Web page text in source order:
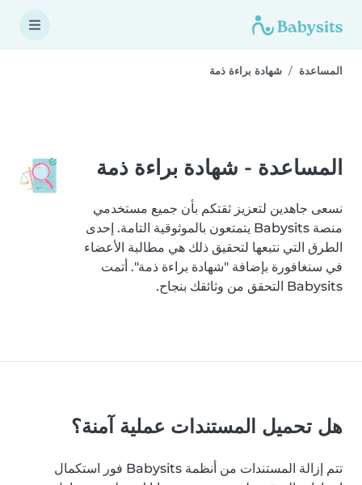
المساعدة شهادة براءة ذمة
المساعدة - شهادة براءة ذمة
نسعى جاهدين لتعزيز ثقتكم بأن جميع مستخدمي
منصة Babysits يتمتعون بالموثوقية التامة. إحدى
الطرق التي نتبعها لتحقيق ذلك هي مطالبة الأعضاء
في سنغافورة بإضافة "شهادة براءة ذمة". أتمت
Babysits التحقق من وثائقك بنجاح.
هل تحميل المستندات عملية آمنة؟
تتم إزالة المستندات من أنظمة Babysits فور استكمال